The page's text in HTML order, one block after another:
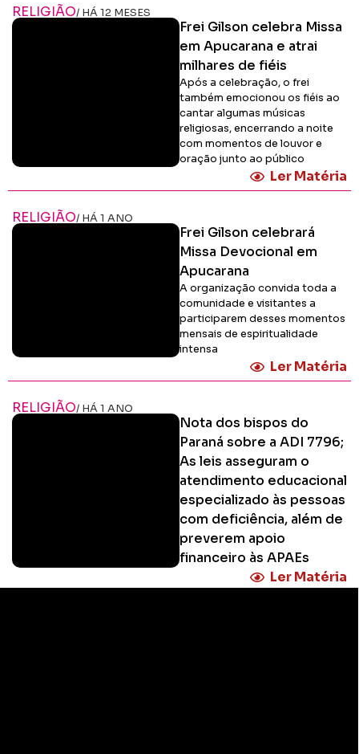
RELIGIÃO/ HÁ 12 MESES
Frei Gilson celebra Missa
em Apucarana e atrai
milhares de fiéis
Após a celebração, o frei
também emocionou os fiéis ao
cantar algumas músicas
religiosas, encerrando a noite
com momentos de louvor e
oração junto ao público
Ler Matéria
RELIGIÃO/ HÁ 1 ANO
Frei Gilson celebrará
Missa Devocional em
Apucarana
A organização convida toda a
comunidade e visitantes a
participarem desses momentos
mensais de espiritualidade
intensa
Ler Matéria
RELIGIÃO/ HÁ 1 ANO
Nota dos bispos do
Paraná sobre a ADI 7796;
As leis asseguram o
atendimento educacional
especializado às pessoas
com deficiência, além de
preverem apoio
financeiro às APAEs
Ler Matéria